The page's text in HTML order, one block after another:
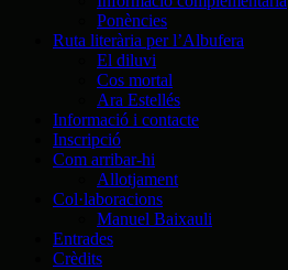
Ponències
Ruta literària per l’Albufera
El diluvi
Cos mortal
Ara Estellés
Informació i contacte
Inscripció
Com arribar-hi
Allotjament
Col·laboracions
Manuel Baixauli
Entrades
Crèdits